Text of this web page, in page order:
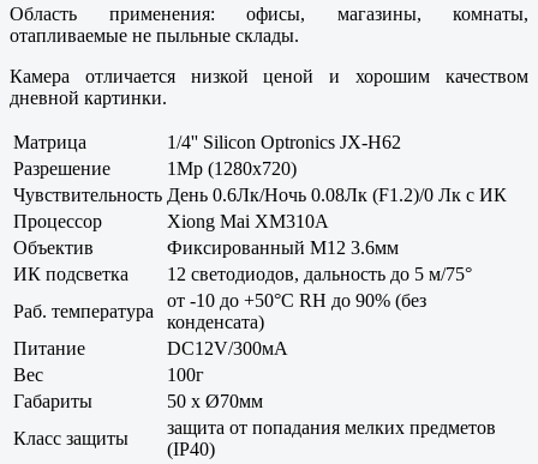
Область применения: офисы, магазины, комнаты,
отапливаемые не пыльные склады.
Камера отличается низкой ценой и хорошим качеством
дневной картинки.
Матрица
1/4'' Silicon Optronics JX-H62
Разрешение
1Mp (1280x720)
Чувствительность День 0.6Лк/Ночь 0.08Лк (F1.2)/0 Лк с ИК
Процессор
Xiong Mai XM310A
Объектив
Фиксированный M12 3.6мм
ИК подсветка
12 светодиодов, дальность до 5 м/75°
Раб. температура
от -10 до +50°С RH до 90% (без
конденсата)
Питание
DC12V/300мА
Вес
100г
Габариты
50 x Ø70мм
Класс защиты
защита от попадания мелких предметов
(IP40)